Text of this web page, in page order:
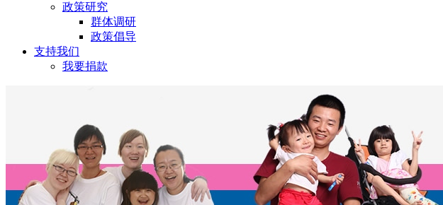
政策研究
群体调研
政策倡导
支持我们
我要捐款